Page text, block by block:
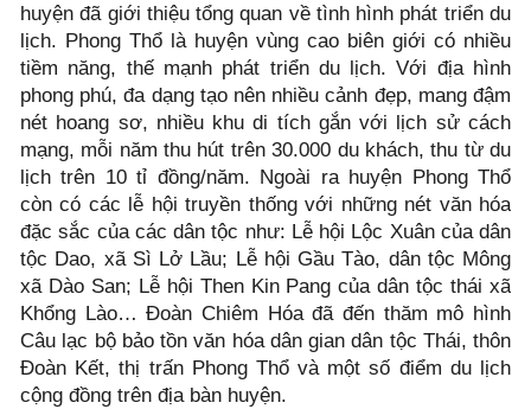
huyện đã giới thiệu tổng quan về tình hình phát triển du
lịch. Phong Thổ là huyện vùng cao biên giới có nhiều
tiềm năng, thế mạnh phát triển du lịch. Với địa hình
phong phú, đa dạng tạo nên nhiều cảnh đẹp, mang đậm
nét hoang sơ, nhiều khu di tích gắn với lịch sử cách
mạng, mỗi năm thu hút trên 30.000 du khách, thu từ du
lịch trên 10 tỉ đồng/năm. Ngoài ra huyện Phong Thổ
còn có các lễ hội truyền thống với những nét văn hóa
đặc sắc của các dân tộc như: Lễ hội Lộc Xuân của dân
tộc Dao, xã Sì Lở Lầu; Lễ hội Gầu Tào, dân tộc Mông
xã Dào San; Lễ hội Then Kin Pang của dân tộc thái xã
Khổng Lào… Đoàn Chiêm Hóa đã đến thăm mô hình
Câu lạc bộ bảo tồn văn hóa dân gian dân tộc Thái, thôn
Đoàn Kết, thị trấn Phong Thổ và một số điểm du lịch
cộng đồng trên địa bàn huyện.